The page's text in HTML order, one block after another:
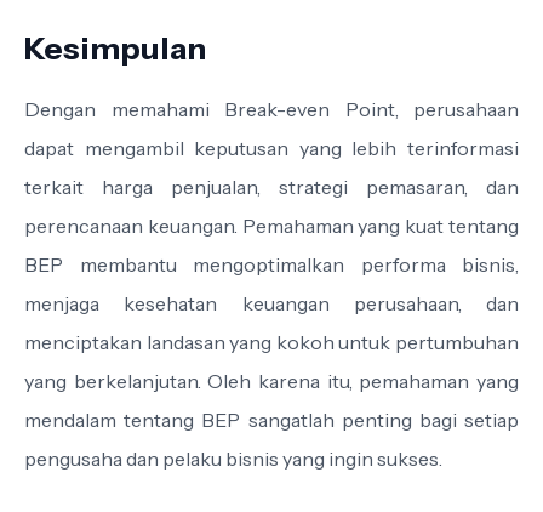
Kesimpulan
Dengan memahami Break-even Point, perusahaan
dapat mengambil keputusan yang lebih terinformasi
terkait harga penjualan, strategi pemasaran, dan
perencanaan keuangan. Pemahaman yang kuat tentang
BEP membantu mengoptimalkan performa bisnis,
menjaga kesehatan keuangan perusahaan, dan
menciptakan landasan yang kokoh untuk pertumbuhan
yang berkelanjutan. Oleh karena itu, pemahaman yang
mendalam tentang BEP sangatlah penting bagi setiap
pengusaha dan pelaku bisnis yang ingin sukses.